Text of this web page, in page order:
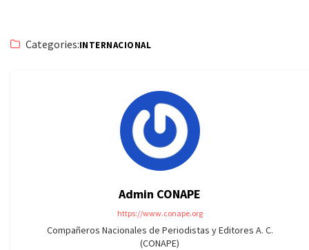
Categories:INTERNACIONAL
Admin CONAPE
https://www.conape.org
Compañeros Nacionales de Periodistas y Editores A. C.
(CONAPE)